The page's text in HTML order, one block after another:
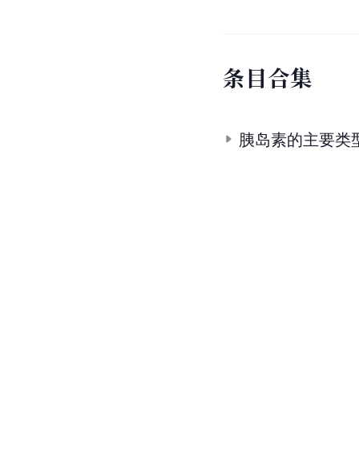
条目合集
胰岛素的主要类